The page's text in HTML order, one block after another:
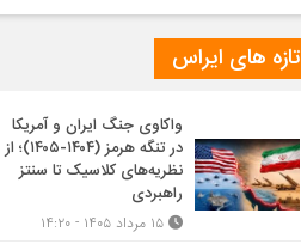
تازه های ایراس
واکاوی جنگ ایران و آمریکا
در تنگه هرمز (۱۴۰۴-۱۴۰۵)؛ از
نظریه‌های کلاسیک تا سنتز
راهبردی